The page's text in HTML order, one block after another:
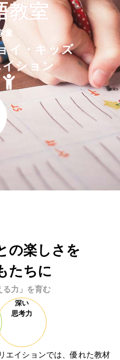
教室
童
イ・キッズ
ション
の楽しさを
たちに
る力」を育む
深い
思考力
エイションでは、優れた教材